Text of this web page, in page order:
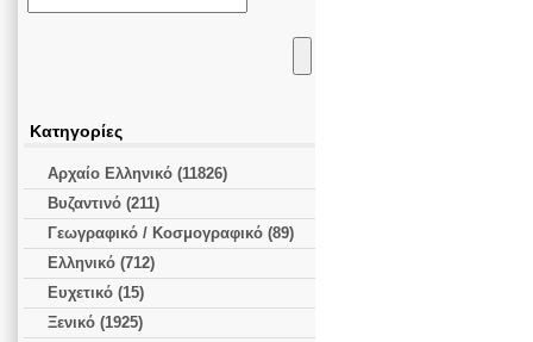
Κατηγορίες
Αρχαίο Ελληνικό (11826)
Βυζαντινό (211)
Γεωγραφικό / Κοσμογραφικό (89)
Ελληνικό (712)
Ευχετικό (15)
Ξενικό (1925)